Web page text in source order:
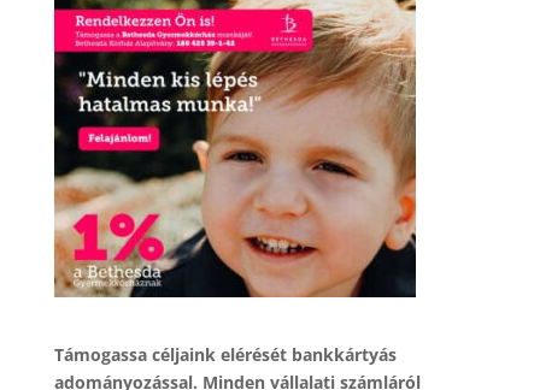
Támogassa céljaink elérését bankkártyás
adományozással. Minden vállalati számláról